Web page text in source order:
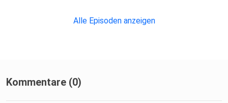
Alle Episoden anzeigen
Kommentare (0)